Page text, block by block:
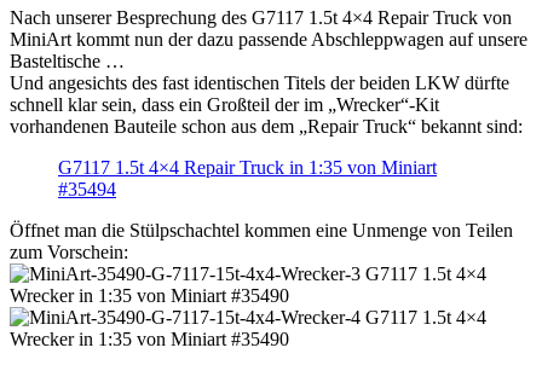
Nach unserer Besprechung des G7117 1.5t 4×4 Repair Truck von
MiniArt kommt nun der dazu passende Abschleppwagen auf unsere
Basteltische …
Und angesichts des fast identischen Titels der beiden LKW dürfte
schnell klar sein, dass ein Großteil der im „Wrecker“-Kit
vorhandenen Bauteile schon aus dem „Repair Truck“ bekannt sind:
G7117 1.5t 4×4 Repair Truck in 1:35 von Miniart
#35494
Öffnet man die Stülpschachtel kommen eine Unmenge von Teilen
zum Vorschein: